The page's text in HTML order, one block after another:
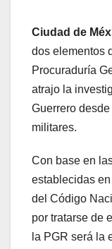
Ciudad de
dos elementos
Procuraduría
atrajo la
Guerrero
militares.
Con base en
establecidas
del Código
por tratarse de
la PGR será la